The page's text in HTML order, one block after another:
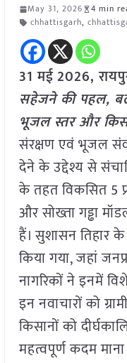
May 31, 2026
4 min
chhattisgarh,
31 मई2026,
सहेजने की पहल,
भूजल स्तर और
संरक्षण एवं भूजल
देने के उद्देश्य से
के तहत विकसित 5
और सोख्ता गड्ढा
हैं। सुशासन तिहार के
किया गया, जहां
नागरिकों ने इनमें
इन नवाचारों को
किसानों को
महत्वपूर्ण कदम माना